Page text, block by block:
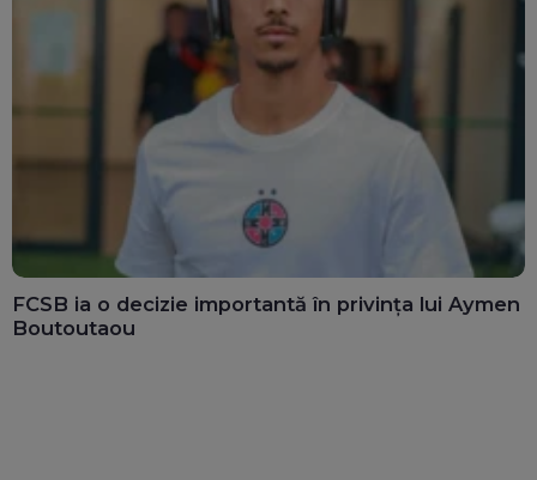
FCSB ia o decizie importantă în privința lui Aymen
Boutoutaou